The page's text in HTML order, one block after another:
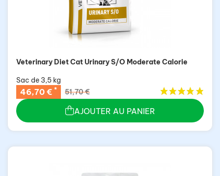
Veterinary Diet Cat Urinary S/O Moderate Calorie
Sac de 3,5 kg
46,70 € * 51,70 €
AJOUTER AU PANIER